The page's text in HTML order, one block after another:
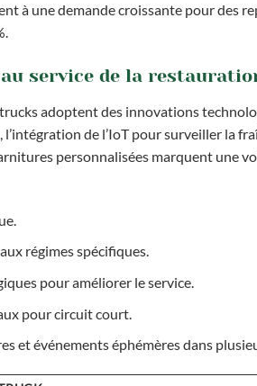
à une demande croissante pour des
service de la
adoptent des innovations
de l’IoT pour surveiller la
personnalisées marquent une
régimes spécifiques.
pour améliorer le service.
pour circuit court.
et événements éphémères dans